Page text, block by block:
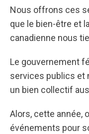
Nous offrons ces
que le bien-être et
canadienne nous
Le gouvernement
services publics et
un bien collectif
Alors, cette année,
événements pour